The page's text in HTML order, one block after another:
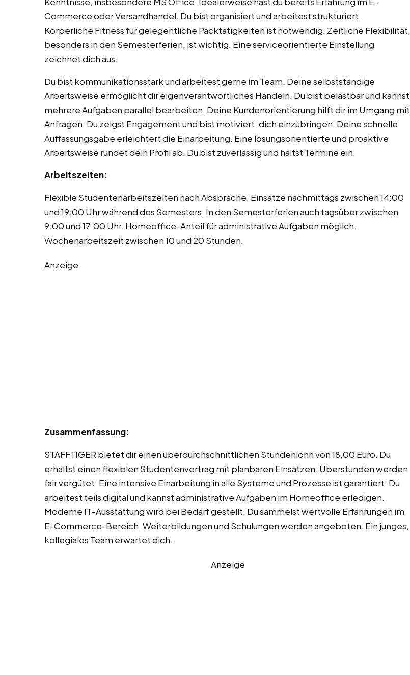
Commerce oder Versandhandel. Du bist organisiert und arbeitest strukturiert.
Körperliche Fitness für gelegentliche Packtätigkeiten ist notwendig. Zeitliche Flexibilität,
besonders in den Semesterferien, ist wichtig. Eine serviceorientierte Einstellung
zeichnet dich aus.
Du bist kommunikationsstark und arbeitest gerne im Team. Deine selbstständige
Arbeitsweise ermöglicht dir eigenverantwortliches Handeln. Du bist belastbar und kannst
mehrere Aufgaben parallel bearbeiten. Deine Kundenorientierung hilft dir im Umgang mit
Anfragen. Du zeigst Engagement und bist motiviert, dich einzubringen. Deine schnelle
Auffassungsgabe erleichtert die Einarbeitung. Eine lösungsorientierte und proaktive
Arbeitsweise rundet dein Profil ab. Du bist zuverlässig und hältst Termine ein.
Arbeitszeiten:
Flexible Studentenarbeitszeiten nach Absprache. Einsätze nachmittags zwischen 14:00
und 19:00 Uhr während des Semesters. In den Semesterferien auch tagsüber zwischen
9:00 und 17:00 Uhr. Homeoffice-Anteil für administrative Aufgaben möglich.
Wochenarbeitszeit zwischen 10 und 20 Stunden.
Anzeige
Zusammenfassung:
STAFFTIGER bietet dir einen überdurchschnittlichen Stundenlohn von 18,00 Euro. Du
erhältst einen flexiblen Studentenvertrag mit planbaren Einsätzen. Überstunden werden
fair vergütet. Eine intensive Einarbeitung in alle Systeme und Prozesse ist garantiert. Du
arbeitest teils digital und kannst administrative Aufgaben im Homeoffice erledigen.
Moderne IT-Ausstattung wird bei Bedarf gestellt. Du sammelst wertvolle Erfahrungen im
E-Commerce-Bereich. Weiterbildungen und Schulungen werden angeboten. Ein junges,
kollegiales Team erwartet dich.
Anzeige